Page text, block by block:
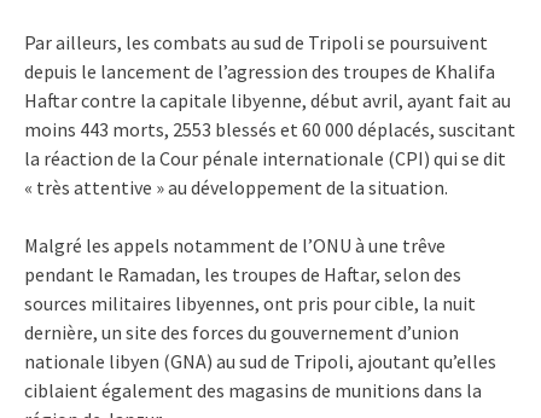
Par ailleurs, les combats au sud de Tripoli se poursuivent
depuis le lancement de l’agression des troupes de Khalifa
Haftar contre la capitale libyenne, début avril, ayant fait au
moins 443 morts, 2553 blessés et 60 000 déplacés, suscitant
la réaction de la Cour pénale internationale (CPI) qui se dit
« très attentive » au développement de la situation.
Malgré les appels notamment de l’ONU à une trêve
pendant le Ramadan, les troupes de Haftar, selon des
sources militaires libyennes, ont pris pour cible, la nuit
dernière, un site des forces du gouvernement d’union
nationale libyen (GNA) au sud de Tripoli, ajoutant qu’elles
ciblaient également des magasins de munitions dans la